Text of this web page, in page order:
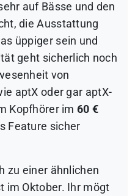
auf Bässe und den
die Ausstattung
üppiger sein und
geht sicherlich noch
von
aptX oder gar aptX-
Kopfhörer im60 €
Feature sicher
zu einer ähnlichen
im Oktober. Ihr mögt